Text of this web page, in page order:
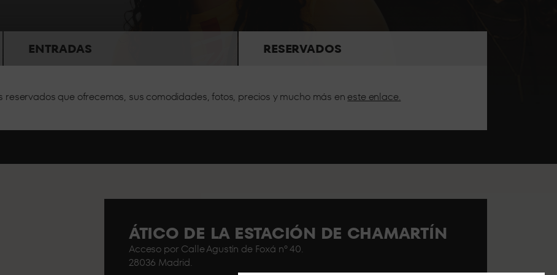
ENTRADAS RESERVADOS
que ofrecemos, sus comodidades, fotos, precios y mucho más en este enlace.
ÁTICO DE LA ESTACIÓN DE CHAMARTÍN
Acceso por Calle Agustín de Foxá nº 40.
28036 Madrid.
espacio para grupos grandes, espacios completamente adaptados para celebrar tu noche con tus amigos.